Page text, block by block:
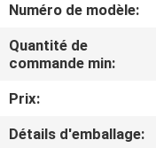
À
PROPOS
DE
NOUS
Numéro de modèle:
Quantité de
commande min:
Prix:
Détails d'emballage: